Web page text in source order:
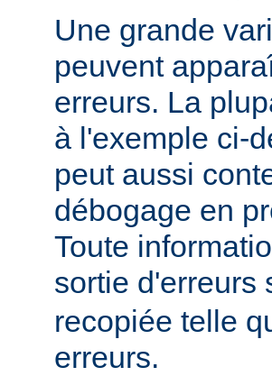
Une grande
peuvent
erreurs. La
à l'exemple ci-
peut aussi
débogage en
Toute
sortie d'erreurs
recopiée telle
erreurs.